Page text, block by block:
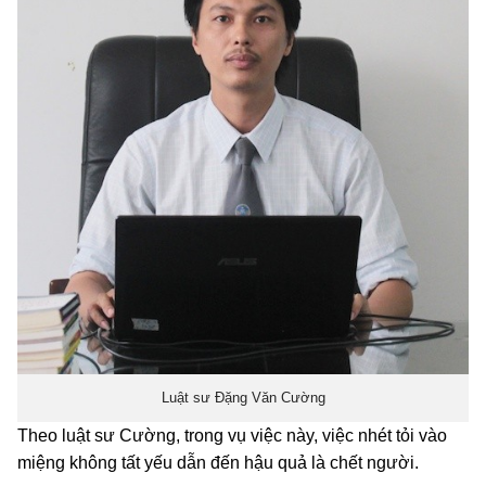
Luật sư Đặng Văn Cường
Theo luật sư Cường, trong vụ việc này, việc nhét tỏi vào
miệng không tất yếu dẫn đến hậu quả là chết người.